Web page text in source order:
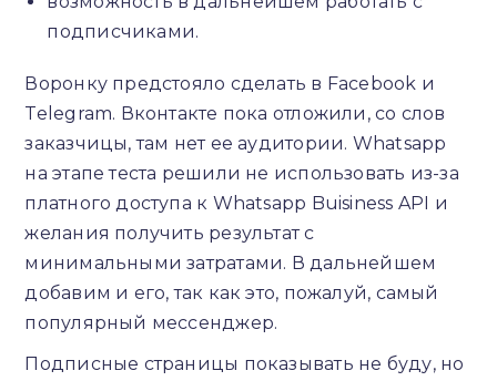
подписчиками.
Воронку предстояло сделать в Facebook и
Telegram. Вконтакте пока отложили, со слов
заказчицы, там нет ее аудитории. Whatsapp
на этапе теста решили не использовать из-за
платного доступа к Whatsapp Buisiness API и
желания получить результат с
минимальными затратами. В дальнейшем
добавим и его, так как это, пожалуй, самый
популярный мессенджер.
Подписные страницы показывать не буду, но